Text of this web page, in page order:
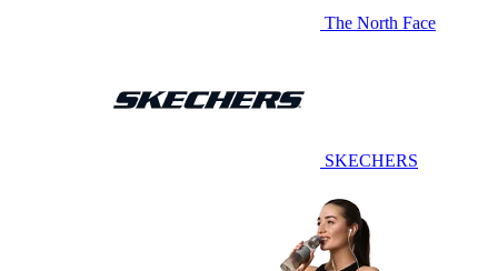
The North Face
SKECHERS